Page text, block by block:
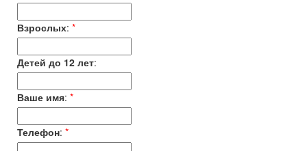
Взрослых: *
Детей до 12 лет:
Ваше имя: *
Телефон: *